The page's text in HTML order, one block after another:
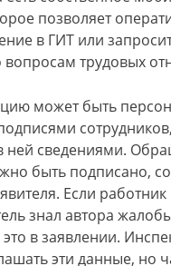
позволяет
в ГИТ или
вопросам трудовых
может быть
ней сведениями.
быть подписано,
Если работник
знал автора
это в заявлении.
эти данные, но